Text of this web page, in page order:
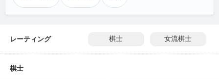
レーティング 棋士 女流棋士
棋士